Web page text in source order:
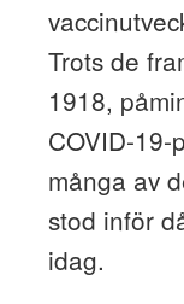
Trots de
1918,
COVID-19-
många av
stod inför
idag.